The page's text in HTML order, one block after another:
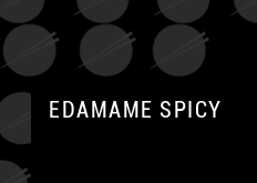
EDAMAME SPICY